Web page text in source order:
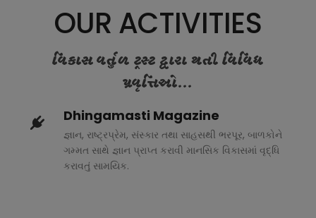
OUR ACTIVITIES
વિકાસ વર્તુળ ટ્રસ્ટ દ્વારા થતી વિવિધ
પ્રવૃત્તિઓ...
Dhingamasti Magazine
જ્ઞાન, રાષ્ટ્રપ્રેમ, સંસ્કાર તથા સાહસથી ભરપૂર, બાળકોને
ગમ્મત સાથે જ્ઞાન પ્રાપ્ત કરાવી માનસિક વિકાસમાં વૃદ્ધિ
કરાવતું સામયિક.